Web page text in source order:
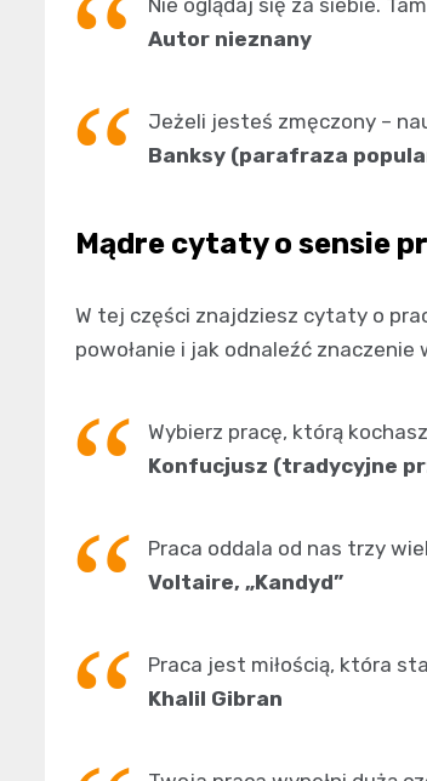
Autor nieznany
Jeżeli jesteś zmęczony –
Banksy (parafraza
Mądre cytaty o sensie
W tej części znajdziesz cytaty o
powołanie i jak odnaleźć znaczenie
Wybierz pracę, którą
Konfucjusz (tradycyjne
Praca oddala od nas trzy
Voltaire, „Kandyd”
Praca jest miłością, która
Khalil Gibran